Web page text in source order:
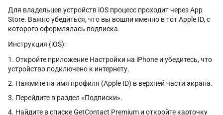
Для владельцев устройств iOS процесс проходит через App
Store. Важно убедиться, что вы вошли именно в тот Apple ID, с
которого оформлялась подписка.
Инструкция (iOS):
Откройте приложение Настройки на iPhone и убедитесь, что
устройство подключено к интернету.
Нажмите на имя профиля (Apple ID) в верхней части экрана.
Перейдите в раздел «Подписки».
Найдите в списке GetContact Premium и откройте карточку